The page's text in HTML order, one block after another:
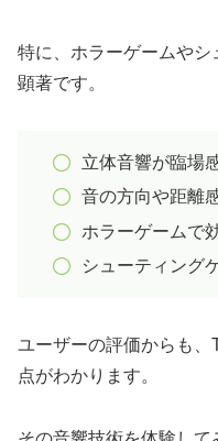
特に、ホラーゲームや
顕著です。
立体音響が臨場
音の方向や距離
ホラーゲームで
シューティング
ユーザーの評価からも、
点がわかります。